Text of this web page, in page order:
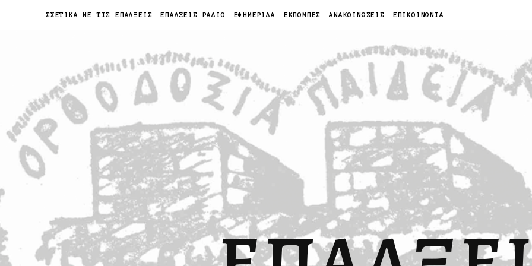
ΣΧΕΤΙΚΑ ΜΕ ΤΙΣ ΕΠΑΛΞΕΙΣ ΕΠΑΛΞΕΙΣ ΡΑΔΙΟ ΕΦΗΜΕΡΙΔΑ ΕΚΠΟΜΠΕΣ ΑΝΑΚΟΙΝΩΣΕΙΣ ΕΠΙΚΟΙΝΩΝΙΑ